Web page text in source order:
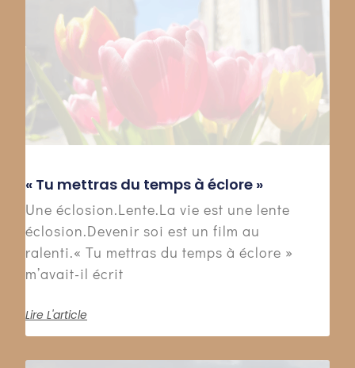
« Tu mettras du temps à éclore »
Une éclosion.Lente.La vie est une lente
éclosion.Devenir soi est un film au
ralenti.« Tu mettras du temps à éclore »
m’avait-il écrit
Lire L'article